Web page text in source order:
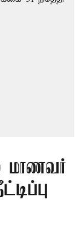
மாணவர்